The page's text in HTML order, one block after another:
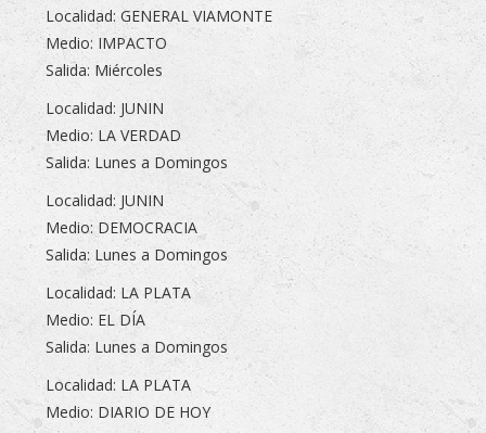
Localidad: GENERAL VIAMONTE
Medio: IMPACTO
Salida: Miércoles
Localidad: JUNIN
Medio: LA VERDAD
Salida: Lunes a Domingos
Localidad: JUNIN
Medio: DEMOCRACIA
Salida: Lunes a Domingos
Localidad: LA PLATA
Medio: EL DÍA
Salida: Lunes a Domingos
Localidad: LA PLATA
Medio: DIARIO DE HOY